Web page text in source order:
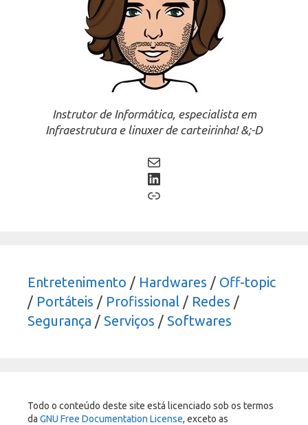
Instrutor de Informática, especialista em
Infraestrutura e linuxer de carteirinha! &;-D
Mail
LinkedIn
Link
Entretenimento / Hardwares / Off-topic
/ Portáteis / Profissional / Redes /
Segurança / Serviços / Softwares
Todo o conteúdo deste site está licenciado sob os termos
da GNU Free Documentation License, exceto as